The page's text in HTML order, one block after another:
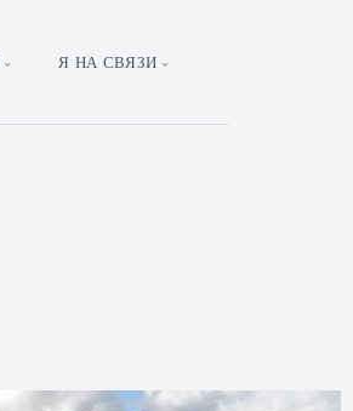
Я НА СВЯЗИ